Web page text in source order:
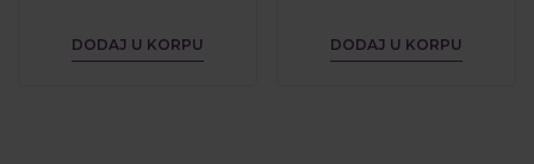
DODAJ U KORPU DODAJ U KORPU